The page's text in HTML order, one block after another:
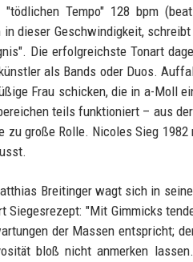
Tempo" 128 bpm
dieser Geschwindigkeit,
Die erfolgreichste Tonart
als Bands oder Duos.
Frau schicken, die in a-Moll
teils funktioniert – aus
zu große Rolle. Nicoles Sieg
Breitinger wagt sich in
Siegesrezept: "Mit Gimmicks
der Massen entspricht;
bloß nicht anmerken